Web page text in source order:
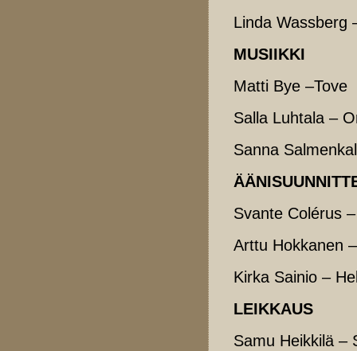
Linda Wassberg
MUSIIKKI
Matti Bye –Tove
Salla Luhtala –
Sanna
Svante Colérus
Arttu Hokkanen
Kirka Sainio –
LEIKKAUS
Samu Heikkilä –